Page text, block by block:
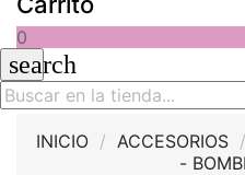
0
search
INICIO ACCESORIOS
-